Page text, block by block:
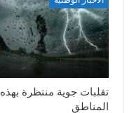
تقلبات جوية منتظرة بهذه
المناطق